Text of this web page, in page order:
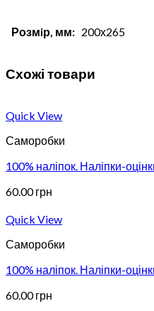
Розмiр, мм: 200х265
Схожі товари
Quick View
Саморобки
100% наліпок. Наліпки-
60.00грн
Quick View
Саморобки
100% наліпок. Наліпки-
60.00грн